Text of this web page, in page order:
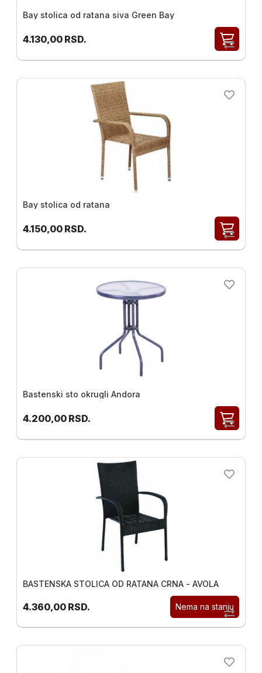
Bay stolica od ratana siva Green Bay
4.130,00 RSD.
Bay stolica od ratana
4.150,00 RSD.
Bastenski sto okrugli Andora
4.200,00 RSD.
BASTENSKA STOLICA OD RATANA CRNA - AVOLA
4.360,00 RSD. Nema na stanju